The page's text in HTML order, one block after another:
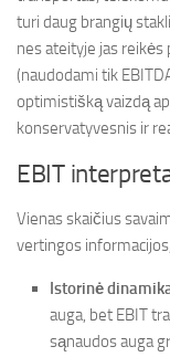
turi daug brangių
nes ateityje jas
(naudodami tik
optimistišką vaizdą
konservatyvesnis ir
EBIT
Vienas skaičius
vertingos
Istorinė
auga, bet EBIT
sąnaudos auga